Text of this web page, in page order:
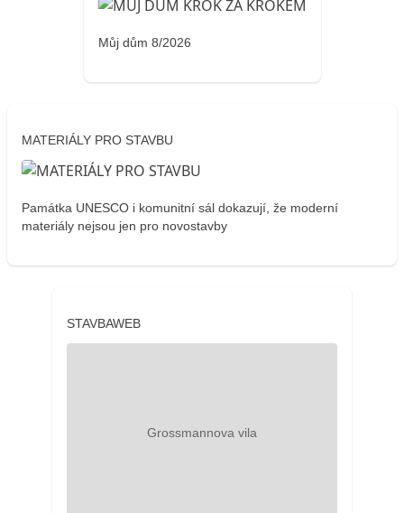
Můj dům 8/2026
MATERIÁLY PRO STAVBU
Památka UNESCO i komunitní sál dokazují, že moderní
materiály nejsou jen pro novostavby
STAVBAWEB